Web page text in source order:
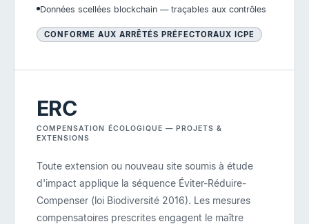
Données scellées blockchain — traçables aux contrôles
CONFORME AUX ARRÊTÉS PRÉFECTORAUX ICPE
ERC
COMPENSATION ÉCOLOGIQUE — PROJETS &
EXTENSIONS
Toute extension ou nouveau site soumis à étude
d'impact applique la séquence Éviter-Réduire-
Compenser (loi Biodiversité 2016). Les mesures
compensatoires prescrites engagent le maître